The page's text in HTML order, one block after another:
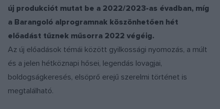
új produkciót mutat be a 2022/2023-as évadban, míg
a Barangoló alprogramnak köszönhetően hét
előadást tűznek műsorra 2022 végéig.
Az új előadások témái között gyilkossági nyomozás, a múlt
és a jelen hétköznapi hősei, legendás lovagjai,
boldogságkeresés, elsöprő erejű szerelmi történet is
megtalálható.